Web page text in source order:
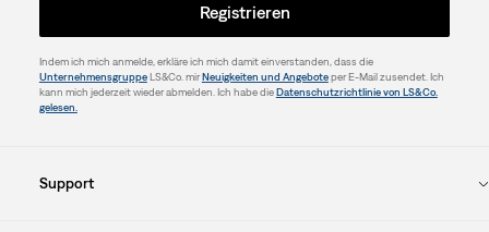
Registrieren
Indem ich mich anmelde, erkläre ich mich damit einverstanden, dass die
UnternehmensgruppeLS&Co. mir Neuigkeiten und Angeboteper E-Mail zusendet. Ich
kann mich jederzeit wieder abmelden. Ich habe die Datenschutzrichtlinie von LS&Co.
gelesen.
Support